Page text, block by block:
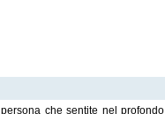
che sentite nel profondo